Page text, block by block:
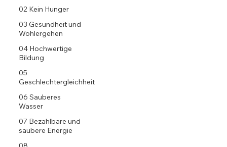
02 Kein Hunger
03 Gesundheit und
Wohlergehen
04 Hochwertige
Bildung
05
Geschlechtergleichheit
06 Sauberes
Wasser
07 Bezahlbare und
saubere Energie